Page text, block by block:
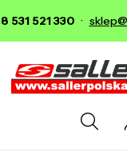
531 521 330 ·